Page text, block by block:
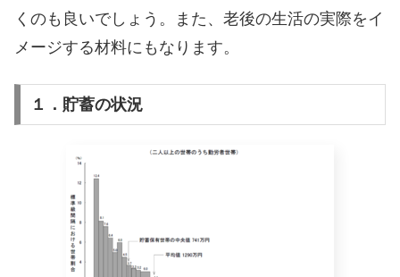
くのも良いでしょう。また、老後の生活の実際をイ
メージする材料にもなります。
１．貯蓄の状況